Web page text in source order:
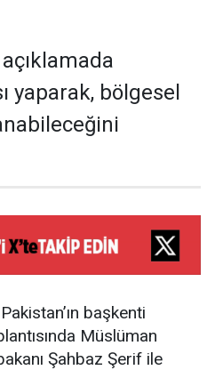
yaparak, bölgesel
başkenti
Müslüman
Şahbaz Şerif ile